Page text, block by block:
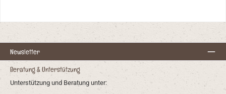
Newsletter
Beratung & Unterstützung
Unterstützung und Beratung unter: